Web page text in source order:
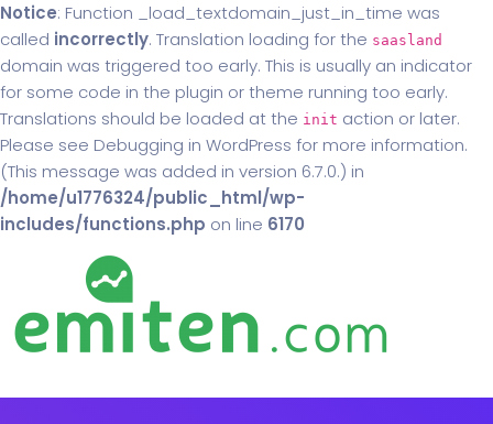
Notice: Function _load_textdomain_just_in_time was
called incorrectly. Translation loading for the saasland
domain was triggered too early. This is usually an indicator
for some code in the plugin or theme running too early.
Translations should be loaded at the init action or later.
Please see Debugging in WordPress for more information.
(This message was added in version 6.7.0.) in
/home/u1776324/public_html/wp-
includes/functions.php on line 6170